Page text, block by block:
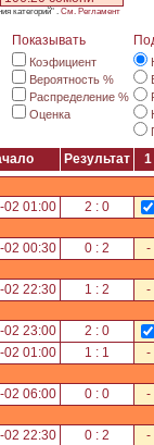
категорий" . См. Регламент
Показывать
Коэфициент
Вероятность %
Распределение %
Оценка
Результат
1
02 01:00
2 : 0
02 00:30 0 : 2
-
02 22:30 1 : 2
-
02 23:00
2 : 0
02 01:00 1 : 1
-
02 06:00 0 : 0
-
02 22:30 0 : 2
-